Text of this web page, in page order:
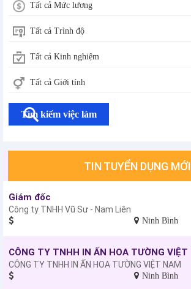
Tất cả Mức lương
Tất cả Trình độ
Tất cả Kinh nghiệm
Tất cả Giới tính
Tìm kiếm việc làm
TIN TUYỂN DỤNG MỚI
Giám đốc
Công ty TNHH Vũ Sư - Nam Liên
Ninh Bình
CÔNG TY TNHH IN ẤN HOA TƯỜNG VIỆT NAM
Ninh Bình